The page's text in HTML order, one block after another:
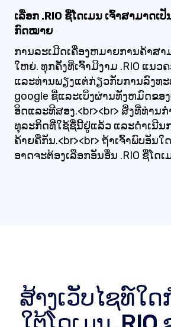
ເລືອກ .RIO ຊື່ໂດເມນ ເຈົ້າສາມາດເ
ກົດໝາຍ
ການລະເມີດເຄື່ອງຫມາຍການຄ້າສາ
ໃຫຍ່. ທຸກຄັ້ງທີ່ເຈົ້າມີງາມ .RIO ແນວ
ແລະທ່ານພຽງແຕ່ກ່ຽວກັບການລົງທ
google ຊື່ແລະເບິ່ງຜ່ານທັງຫມົດຂອ
ອິດແລະທີສອງ.<br><br> ສິ່ງທີ່ທ່ານ
ທຸລະກິດທີ່ໃຊ້ຊື່ນີ້ຢູ່ແລ້ວ ແລະດໍາເນີນ
ຄ້າຍຄືກັນ.<br><br> ຖ້າເຈົ້າພົບອັນໃ
ອາດຈະຕ້ອງເລືອກອັນອື່ນ .RIO ຊື່ໂດເ
ສ້າງເວັບໄຊທ໌ໃ